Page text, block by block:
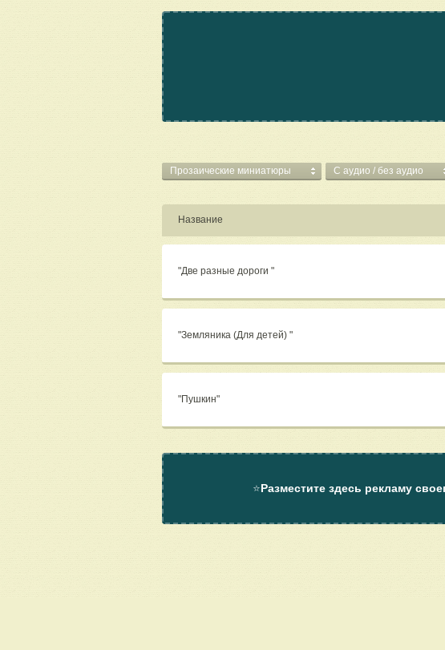
Прозаические миниатюры C аудио / без аудио
Название
"Две разные дороги "
"Земляника (Для детей) "
"Пушкин"
⭐Разместите здесь рекламу